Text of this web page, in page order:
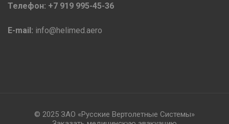
Телефон: +7 919 995-45-36
E-mail: info@helimed.aero
© 2025 ЗАО «Русские Вертолетные Системы»